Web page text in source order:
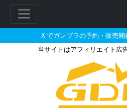
X でガンプラの予約・販売
当サイトはアフィリエイト広
でじたみんで